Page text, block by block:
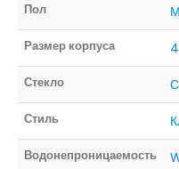
Пол
Размер корпуса
Стекло
Стиль
Водонепроницаемость